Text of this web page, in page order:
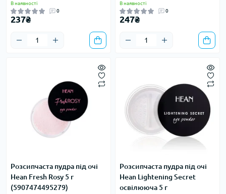
В наявності
0
237₴
В наявності
0
247₴
Розсипчаста пудра під очі
Hean Fresh Rosy 5 г
(5907474495279)
Розсипчаста пудра під очі
Hean Lightening Secret
освілююча 5 г